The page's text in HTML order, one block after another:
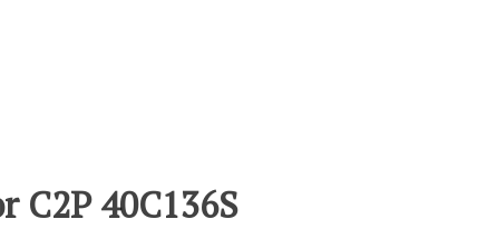
C2P 40C136S